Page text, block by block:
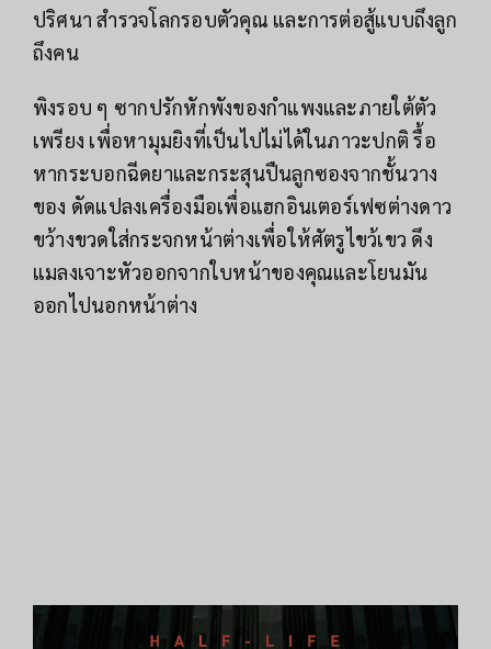
ปริศนา สำรวจโลกรอบตัวคุณ และการต่อสู้แบบถึงลูก
ถึงคน
พิงรอบ ๆ ซากปรักหักพังของกำแพงและภายใต้ตัว
เพรียง เพื่อหามุมยิงที่เป็นไปไม่ได้ในภาวะปกติ รื้อ
หากระบอกฉีดยาและกระสุนปืนลูกซองจากชั้นวาง
ของ ดัดแปลงเครื่องมือเพื่อแฮกอินเตอร์เฟซต่างดาว
ขว้างขวดใส่กระจกหน้าต่างเพื่อให้ศัตรูไขว้เขว ดึง
แมลงเจาะหัวออกจากใบหน้าของคุณและโยนมัน
ออกไปนอกหน้าต่าง